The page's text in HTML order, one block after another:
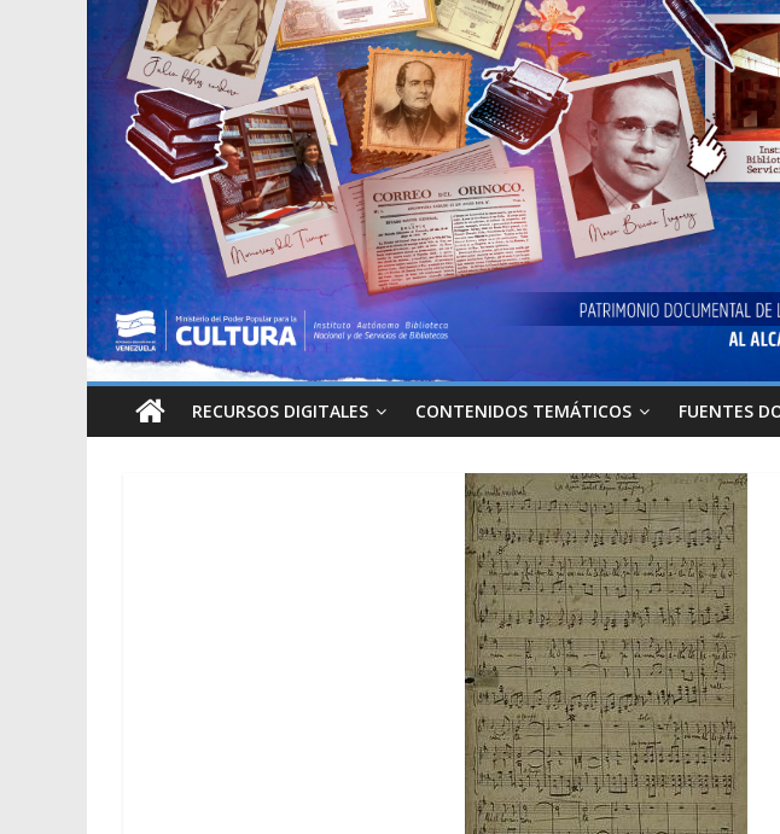
RECURSOS DIGITALES CONTENIDOS TEMÁTICOS FUENTES